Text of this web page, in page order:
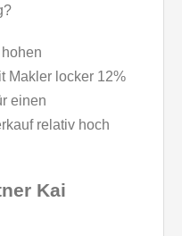
Makler locker 12%
einen
relativ hoch
Kai